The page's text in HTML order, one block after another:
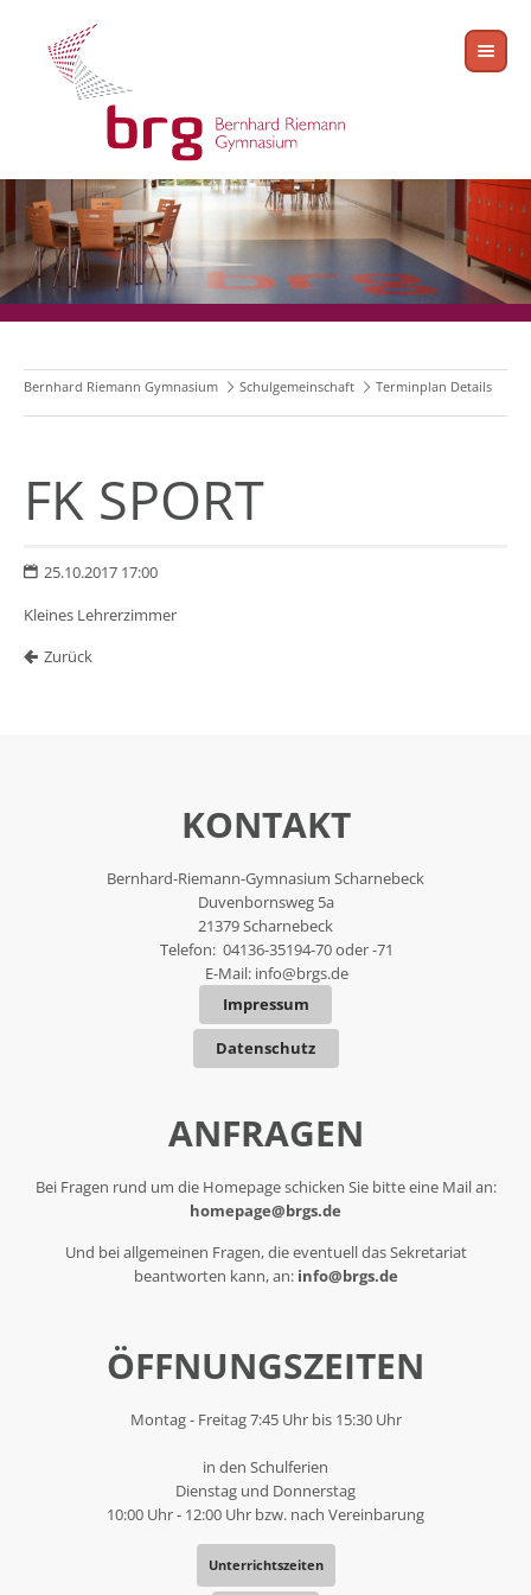
Bernhard Riemann Gymnasium Schulgemeinschaft Terminplan Details
FK SPORT
25.10.2017 17:00
Kleines Lehrerzimmer
Zurück
KONTAKT
Bernhard-Riemann-Gymnasium Scharnebeck
Duvenbornsweg 5a
21379 Scharnebeck
Telefon: 04136-35194-70 oder -71
E-Mail: info@brgs.de
Impressum
Datenschutz
ANFRAGEN
Bei Fragen rund um die Homepage schicken Sie bitte eine Mail an:
homepage@brgs.de
Und bei allgemeinen Fragen, die eventuell das Sekretariat
beantworten kann, an: info@brgs.de
ÖFFNUNGSZEITEN
Montag - Freitag 7:45 Uhr bis 15:30 Uhr
in den Schulferien
Dienstag und Donnerstag
10:00 Uhr - 12:00 Uhr bzw. nach Vereinbarung
Unterrichtszeiten